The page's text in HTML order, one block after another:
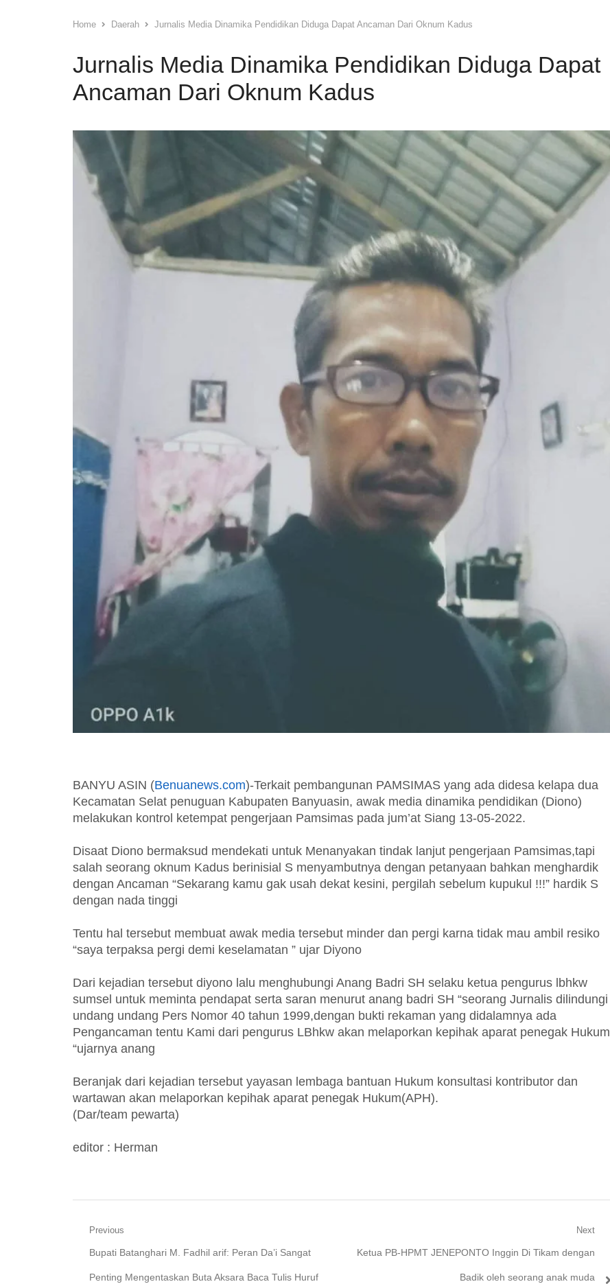
Home Daerah Jurnalis Media Dinamika Pendidikan Diduga Dapat Ancaman Dari Oknum Kadus
Jurnalis Media Dinamika Pendidikan Diduga Dapat
Ancaman Dari Oknum Kadus
BANYU ASIN (Benuanews.com)-Terkait pembangunan PAMSIMAS yang ada didesa kelapa dua
Kecamatan Selat penuguan Kabupaten Banyuasin, awak media dinamika pendidikan (Diono)
melakukan kontrol ketempat pengerjaan Pamsimas pada jum’at Siang 13-05-2022.
Disaat Diono bermaksud mendekati untuk Menanyakan tindak lanjut pengerjaan Pamsimas,tapi
salah seorang oknum Kadus berinisial S menyambutnya dengan petanyaan bahkan menghardik
dengan Ancaman “Sekarang kamu gak usah dekat kesini, pergilah sebelum kupukul !!!” hardik S
dengan nada tinggi
Tentu hal tersebut membuat awak media tersebut minder dan pergi karna tidak mau ambil resiko
“saya terpaksa pergi demi keselamatan ” ujar Diyono
Dari kejadian tersebut diyono lalu menghubungi Anang Badri SH selaku ketua pengurus lbhkw
sumsel untuk meminta pendapat serta saran menurut anang badri SH “seorang Jurnalis dilindungi
undang undang Pers Nomor 40 tahun 1999,dengan bukti rekaman yang didalamnya ada
Pengancaman tentu Kami dari pengurus LBhkw akan melaporkan kepihak aparat penegak Hukum
“ujarnya anang
Beranjak dari kejadian tersebut yayasan lembaga bantuan Hukum konsultasi kontributor dan
wartawan akan melaporkan kepihak aparat penegak Hukum(APH).
(Dar/team pewarta)
editor : Herman
Navigasi
pos
Previous
Previous
post:
Bupati Batanghari M. Fadhil arif: Peran Da’i Sangat
Penting Mengentaskan Buta Aksara Baca Tulis Huruf
Next
Next
Ketua PB-HPMT JENEPONTO Inggin Di Tikam dengan
Badik oleh seorang anak muda